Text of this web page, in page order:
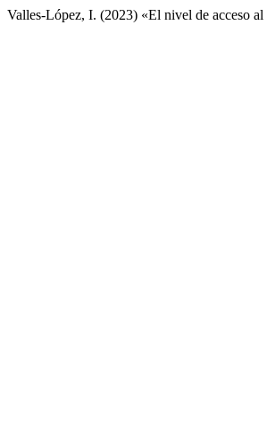
Valles-López, I. (2023) «El nivel de acceso al